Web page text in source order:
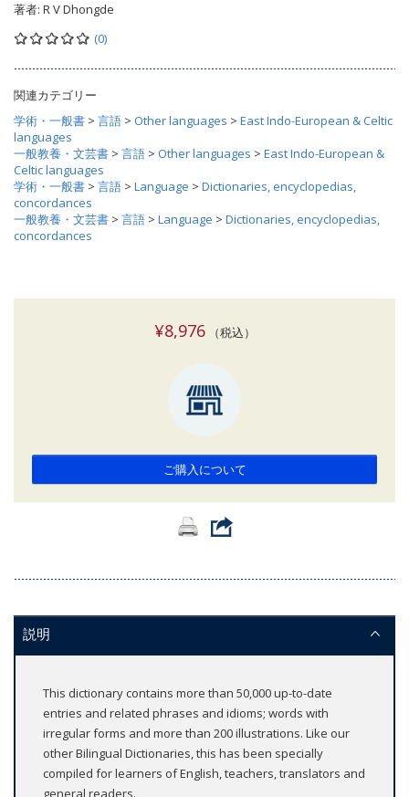
著者: R V Dhongde
(0)
関連カテゴリー
学術・一般書 > 言語 > Other languages > East Indo-European & Celtic
languages
一般教養・文芸書 > 言語 > Other languages > East Indo-European &
Celtic languages
学術・一般書 > 言語 > Language > Dictionaries, encyclopedias,
concordances
一般教養・文芸書 > 言語 > Language > Dictionaries, encyclopedias,
concordances
¥8,976（税込）
ご購入について
説明
This dictionary contains more than 50,000 up-to-date
entries and related phrases and idioms; words with
irregular forms and more than 200 illustrations. Like our
other Bilingual Dictionaries, this has been specially
compiled for learners of English, teachers, translators and
general readers.